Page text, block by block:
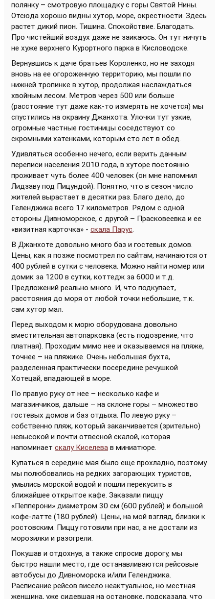
полянку – смотровую площадку с горы Святой Нины.
Отсюда хорошо видны хутор, море, окрестности. Здесь
растет дикий пион. Тишина. Спокойствие. Благодать.
Про чистейший воздух даже не заикаюсь. Он тут ничуть
не хуже верхнего Курортного парка в Кисловодске.
Вернувшись к даче братьев Короленко, но не заходя
вновь на ее огороженную территорию, мы пошли по
нижней тропинке в хутор, продолжая наслаждаться
хвойным лесом. Метров через 500 или больше
(расстояние тут даже как-то измерять не хочется) мы
спустились на окраину Джанхота. Улочки тут узкие,
огромные частные гостиницы соседствуют со
скромными хатенками, которым сто лет в обед.
Удивляться особенно нечего, если верить данным
переписи населения 2010 года, в хуторе постоянно
проживает чуть более 400 человек (он мне напомнил
Лидзаву под Пицундой). Понятно, что в сезон число
жителей вырастает в десятки раз. Благо дело, до
Геленджика всего 17 километров. Рядом с одной
стороны Дивноморское, с другой – Прасковеевка и ее
«визитная карточка» - скала Парус.
В Джанхоте довольно много баз и гостевых домов.
Цены, как я позже посмотрел по сайтам, начинаются от
400 рублей в сутки с человека. Можно найти номер или
домик за 1200 в сутки, коттедж за 6000 и т.д.
Предложений реально много. И, что подкупает,
расстояния до моря от любой точки небольшие, т.к.
сам хутор мал.
Перед выходом к морю оборудована довольно
вместительная автопарковка (есть подозрение, что
платная). Проходим мимо нее и оказываемся на пляже,
точнее – на пляжике. Очень небольшая бухта,
разделенная практически посередине речушкой
Хотецай, впадающей в море.
По правую руку от нее – несколько кафе и
магазинчиков, дальше – на склоне горы – множество
гостевых домов и баз отдыха. По левую руку –
собственно пляж, который заканчивается (зрительно)
невысокой и почти отвесной скалой, которая
напоминает скалу Киселева в миниатюре.
Купаться в середине мая было еще прохладно, поэтому
мы полюбовались на редких загорающих туристов,
умылись морской водой и пошли перекусить в
ближайшее открытое кафе. Заказали пиццу
«Пепперони» диаметром 30 см (600 рублей) и большой
кофе-латте (180 рублей). Цены, на мой взгляд, близки к
ростовским. Пиццу готовили при нас, а не достали из
морозилки и разогрели.
Покушав и отдохнув, а также спросив дорогу, мы
быстро нашли место, где останавливаются рейсовые
автобусы до Дивноморска и/или Геленджика.
Расписание рейсов висело неактуальное, но местная
женщина, уже сидевшая на остановке, подсказала, что